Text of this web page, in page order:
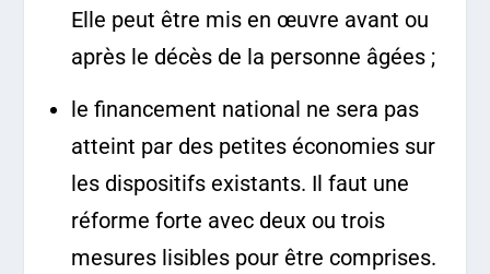
Elle peut être mis en œuvre avant ou
après le décès de la personne âgées ;
le financement national ne sera pas
atteint par des petites économies sur
les dispositifs existants. Il faut une
réforme forte avec deux ou trois
mesures lisibles pour être comprises.